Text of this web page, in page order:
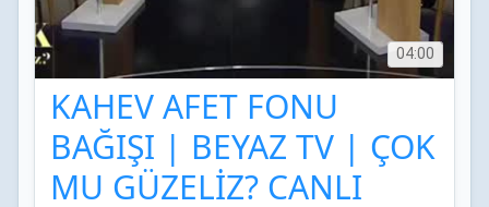
04:00
KAHEV AFET FONU
BAĞIŞI | BEYAZ TV | ÇOK
MU GÜZELİZ? CANLI